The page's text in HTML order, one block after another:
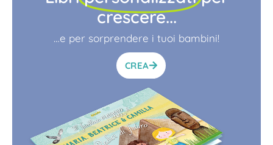
crescere...
…e per sorprendere i tuoi bambini!
CREA